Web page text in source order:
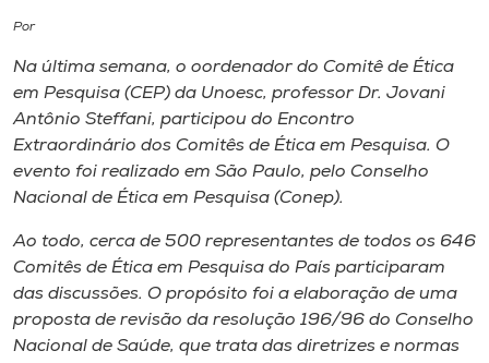
CPA
Biblioteca
Editora
Por
Na última semana, o oordenador do Comitê de Ética
em Pesquisa (CEP) da Unoesc, professor Dr. Jovani
Antônio Steffani, participou do Encontro
Extraordinário dos Comitês de Ética em Pesquisa. O
evento foi realizado em São Paulo, pelo Conselho
Nacional de Ética em Pesquisa (Conep).
Ao todo, cerca de 500 representantes de todos os 646
Comitês de Ética em Pesquisa do País participaram
das discussões. O propósito foi a elaboração de uma
proposta de revisão da resolução 196/96 do Conselho
Nacional de Saúde, que trata das diretrizes e normas